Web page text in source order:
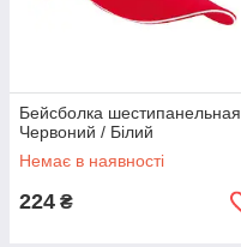
Бейсболка шестипанельная
Червоний / Білий
Немає в наявності
224 ₴